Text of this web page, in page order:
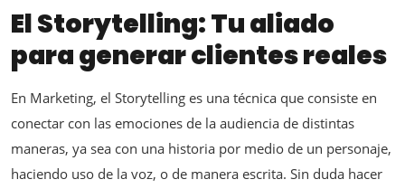
El Storytelling: Tu aliado
para generar clientes reales
En Marketing, el Storytelling es una técnica que consiste en
conectar con las emociones de la audiencia de distintas
maneras, ya sea con una historia por medio de un personaje,
haciendo uso de la voz, o de manera escrita. Sin duda hacer